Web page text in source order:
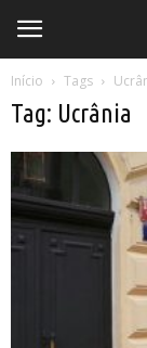
Início Tags
Tag: Ucrânia